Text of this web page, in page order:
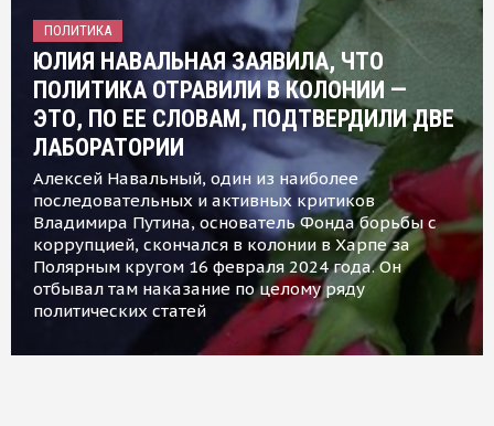
ПОЛИТИКА
ЮЛИЯ НАВАЛЬНАЯ ЗАЯВИЛА, ЧТО
ПОЛИТИКА ОТРАВИЛИ В КОЛОНИИ —
ЭТО, ПО ЕЕ СЛОВАМ, ПОДТВЕРДИЛИ ДВЕ
ЛАБОРАТОРИИ
Алексей Навальный, один из наиболее
последовательных и активных критиков
Владимира Путина, основатель Фонда борьбы с
коррупцией, скончался в колонии в Харпе за
Полярным кругом 16 февраля 2024 года. Он
отбывал там наказание по целому ряду
политических статей